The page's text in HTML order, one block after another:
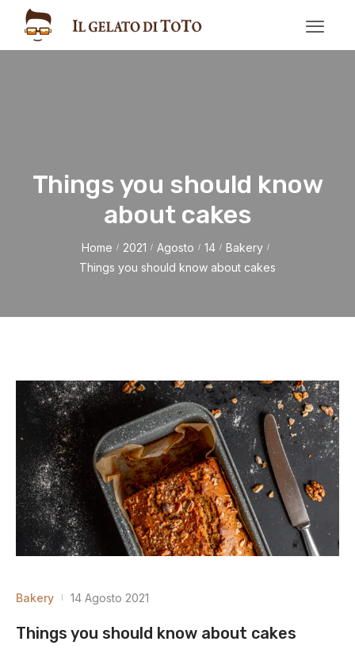
Things you should know
about cakes
Home / 2021 / Agosto / 14 / Bakery /
Things you should know about cakes
Bakery 14 Agosto 2021
Things you should know about cakes